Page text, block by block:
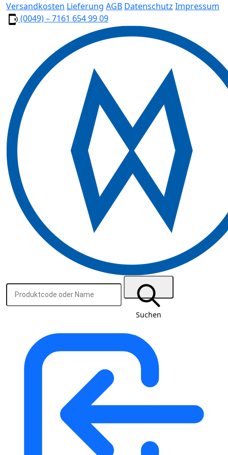
Versandkosten Lieferung AGB Datenschutz Impressum
(0049) – 7161 654 99 09
Suchen